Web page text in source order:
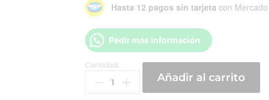
Hasta 12 pagos sin tarjeta con Mercado
Pedir más información
Cantidad:
Añadir al carrito